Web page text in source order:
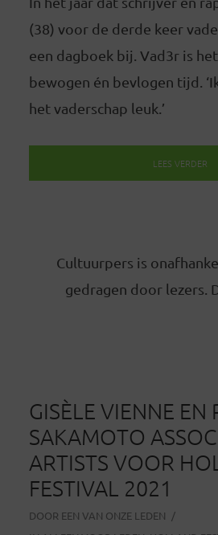
(38) voor de derde keer
een dagboek bij. Vad3r is
bewogen én bevlogen tijd.
het vaderschap leuk.’
LEES VERDER
Cultuurpers is
gedragen door lezers.
GISÈLE VIENNE EN
SAKAMOTO
ARTISTS VOOR
FESTIVAL 2021
DOOR EEN VAN ONZE LEDEN